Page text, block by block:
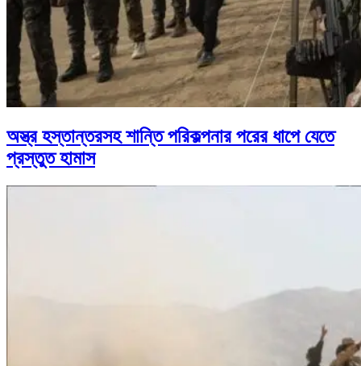
অস্ত্র হস্তান্তরসহ শান্তি পরিকল্পনার পরের ধাপে যেতে
প্রস্তুত হামাস